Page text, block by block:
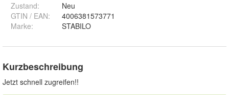
Zustand:
Neu
GTIN / EAN:
4006381573771
Marke:
STABILO
Kurzbeschreibung
Jetzt schnell zugreifen!!